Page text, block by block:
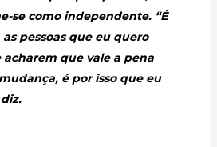
se como independente. “É
pessoas que eu quero
acharem que vale a pena
é por isso que eu